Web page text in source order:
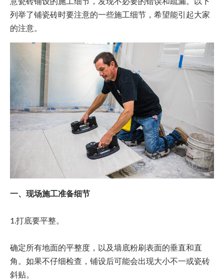
列举了铺瓷砖时要注意的一些施工细节，希望能引起大家
的注意。
一、现场施工准备细节
1.打底要平整。
确定所有地面的平整度，以及墙底粉刷表面的垂直和直
角。如果不仔细检查，铺设后可能会出现大小不一或瓷砖
斜贴。